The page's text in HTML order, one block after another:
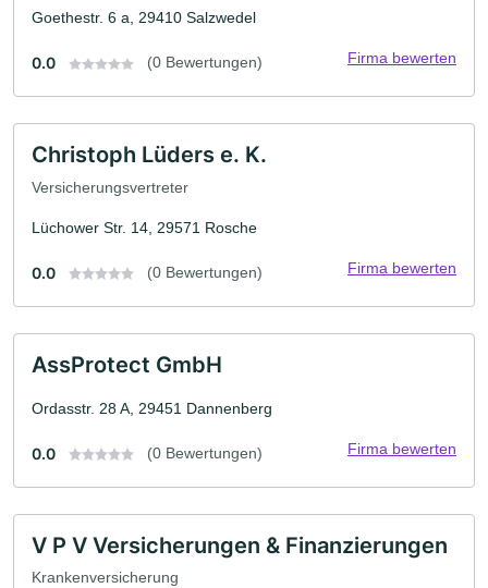
Goethestr. 6 a, 29410 Salzwedel
0.0 (0 Bewertungen) Firma bewerten
Christoph Lüders e. K.
Versicherungsvertreter
Lüchower Str. 14, 29571 Rosche
0.0 (0 Bewertungen) Firma bewerten
AssProtect GmbH
Ordasstr. 28 A, 29451 Dannenberg
0.0 (0 Bewertungen) Firma bewerten
V P V Versicherungen & Finanzierungen
Krankenversicherung